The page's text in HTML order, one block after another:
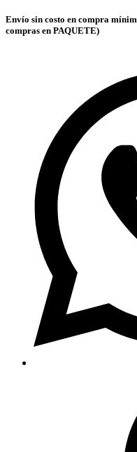
Envío sin costo en compra
compras en PAQUETE)